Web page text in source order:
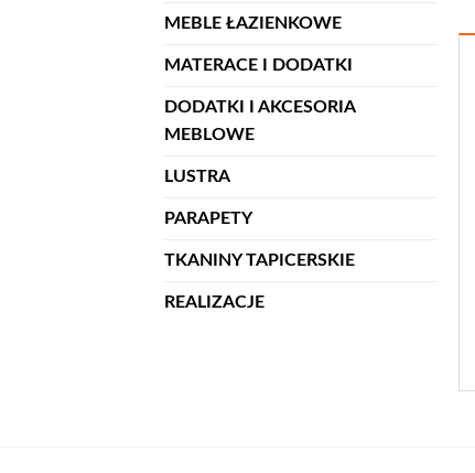
MEBLE ŁAZIENKOWE
MATERACE I DODATKI
DODATKI I AKCESORIA
MEBLOWE
LUSTRA
PARAPETY
TKANINY TAPICERSKIE
REALIZACJE